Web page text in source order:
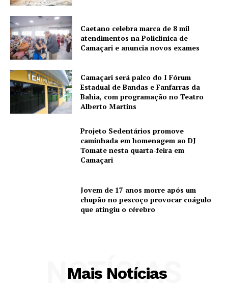
Caetano celebra marca de 8 mil
atendimentos na Policlínica de
Camaçari e anuncia novos exames
Camaçari será palco do I Fórum
Estadual de Bandas e Fanfarras da
Bahia, com programação no Teatro
Alberto Martins
Projeto Sedentários promove
caminhada em homenagem ao DJ
Tomate nesta quarta-feira em
Camaçari
Jovem de 17 anos morre após um
chupão no pescoço provocar coágulo
que atingiu o cérebro
Mais Notícias
NOTÍCIAS